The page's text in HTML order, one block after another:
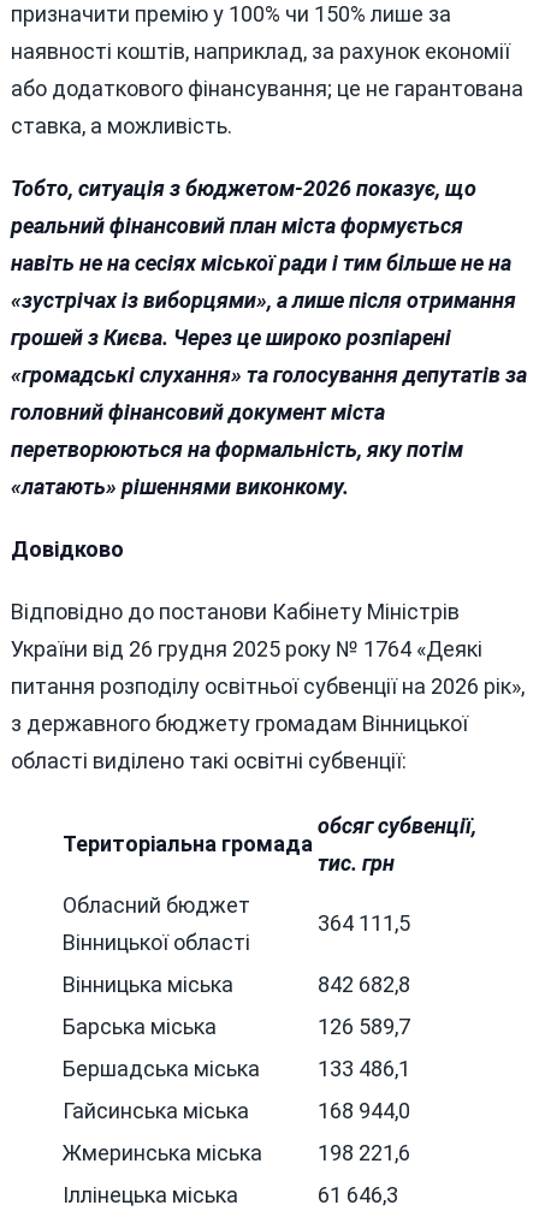
призначити премію у 100% чи 150% лише за
наявності коштів, наприклад, за рахунок економії
або додаткового фінансування; це не гарантована
ставка, а можливість.
Тобто, ситуація з бюджетом-2026 показує, що
реальний фінансовий план міста формується
навіть не на сесіях міської ради і тим більше не на
«зустрічах із виборцями», а лише після отримання
грошей з Києва. Через це широко розпіарені
«громадські слухання» та голосування депутатів за
головний фінансовий документ міста
перетворюються на формальність, яку потім
«латають» рішеннями виконкому.
Довідково
Відповідно до постанови Кабінету Міністрів
України від 26 грудня 2025 року № 1764 «Деякі
питання розподілу освітньої субвенції на 2026 рік»,
з державного бюджету громадам Вінницької
області виділено такі освітні субвенції:
Територіальна громада
обсяг субвенції,
тис. грн
Обласний бюджет
Вінницької області
364 111,5
Вінницька міська
842 682,8
Барська міська
126 589,7
Бершадська міська
133 486,1
Гайсинська міська
168 944,0
Жмеринська міська
198 221,6
Іллінецька міська
61 646,3